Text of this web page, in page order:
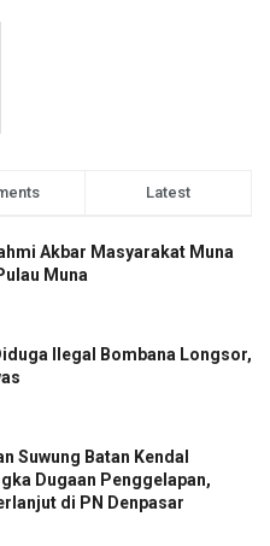
Latest
Akbar Masyarakat Muna
Muna
Ilegal Bombana Longsor,
Suwung Batan Kendal
Dugaan Penggelapan,
di PN Denpasar